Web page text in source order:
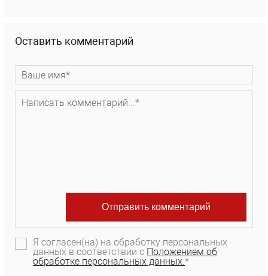
Оставить комментарий
Я согласен(на) на обработку персональных
данных в соответствии с Положением об
обработке персональных данных.*